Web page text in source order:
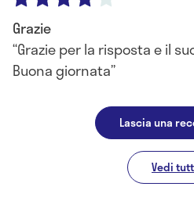
Grazie
Grazie per la risposta e il
Buona giornata
Lascia una
Vedi